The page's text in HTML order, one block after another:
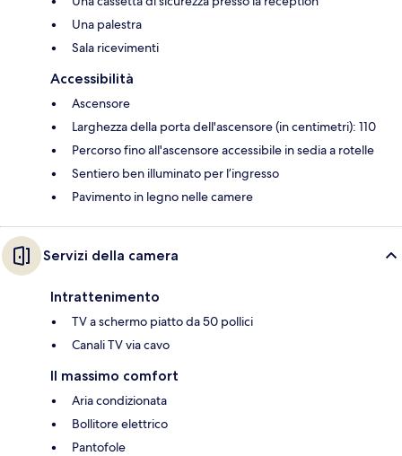
Una palestra
Sala ricevimenti
Accessibilità
Ascensore
Larghezza della porta dell'ascensore (in centimetri): 110
Percorso fino all'ascensore accessibile in sedia a rotelle
Sentiero ben illuminato per l’ingresso
Pavimento in legno nelle camere
Servizi della camera
Intrattenimento
TV a schermo piatto da 50 pollici
Canali TV via cavo
Il massimo comfort
Aria condizionata
Bollitore elettrico
Pantofole